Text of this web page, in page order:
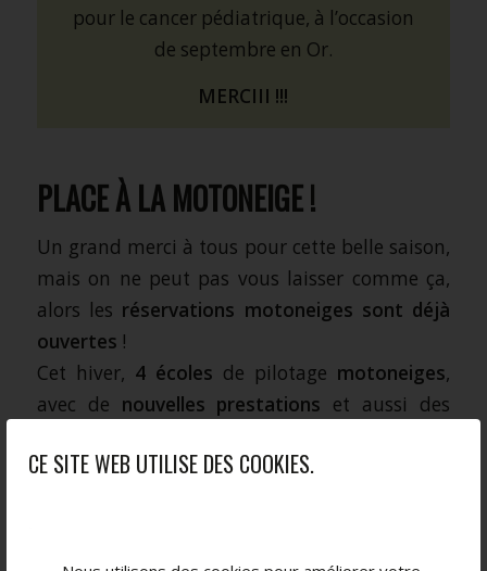
CE SITE WEB UTILISE DES COOKIES.
pour le cancer pédiatrique, à l’occasion
de septembre en Or.
MERCIII !!!
PLACE À LA MOTONEIGE !
Un grand merci à tous pour cette belle saison,
mais on ne peut pas vous laisser comme ça,
alors les réservations motoneiges sont déjà
ouvertes !
Cet hiver, 4 écoles de pilotage motoneiges,
avec de nouvelles prestations et aussi des